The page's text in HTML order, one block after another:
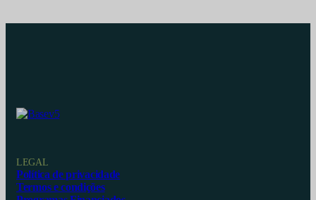
LEGAL
Política de privacidade
Termos e condições